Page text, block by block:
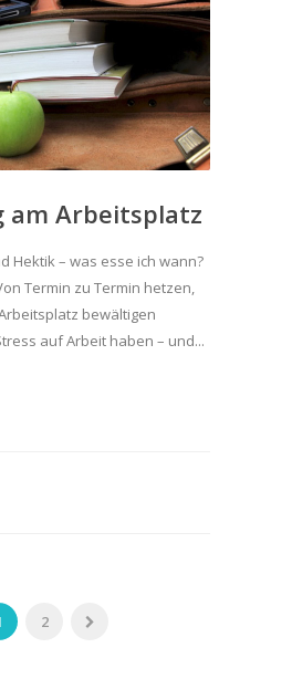
am Arbeitsplatz
Hektik – was esse ich wann?
Termin zu Termin hetzen,
bewältigen
auf Arbeit haben – und...
2